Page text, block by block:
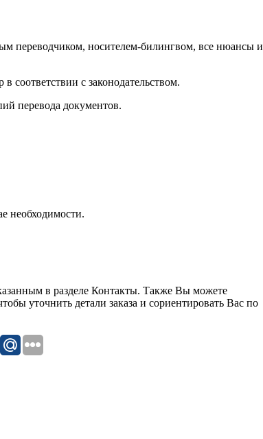
переводчиком, носителем-билингвом, все нюансы и
соответствии с законодательством.
перевода документов.
необходимости.
в разделе Контакты. Также Вы можете
уточнить детали заказа и сориентировать Вас по